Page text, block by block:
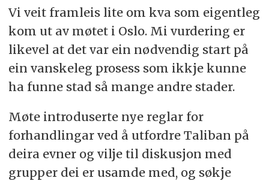
Vi veit framleis lite om kva som eigentleg
kom ut av møtet i Oslo. Mi vurdering er
likevel at det var ein nødvendig start på
ein vanskeleg prosess som ikkje kunne
ha funne stad så mange andre stader.
Møte introduserte nye reglar for
forhandlingar ved å utfordre Taliban på
deira evner og vilje til diskusjon med
grupper dei er usamde med, og søkje